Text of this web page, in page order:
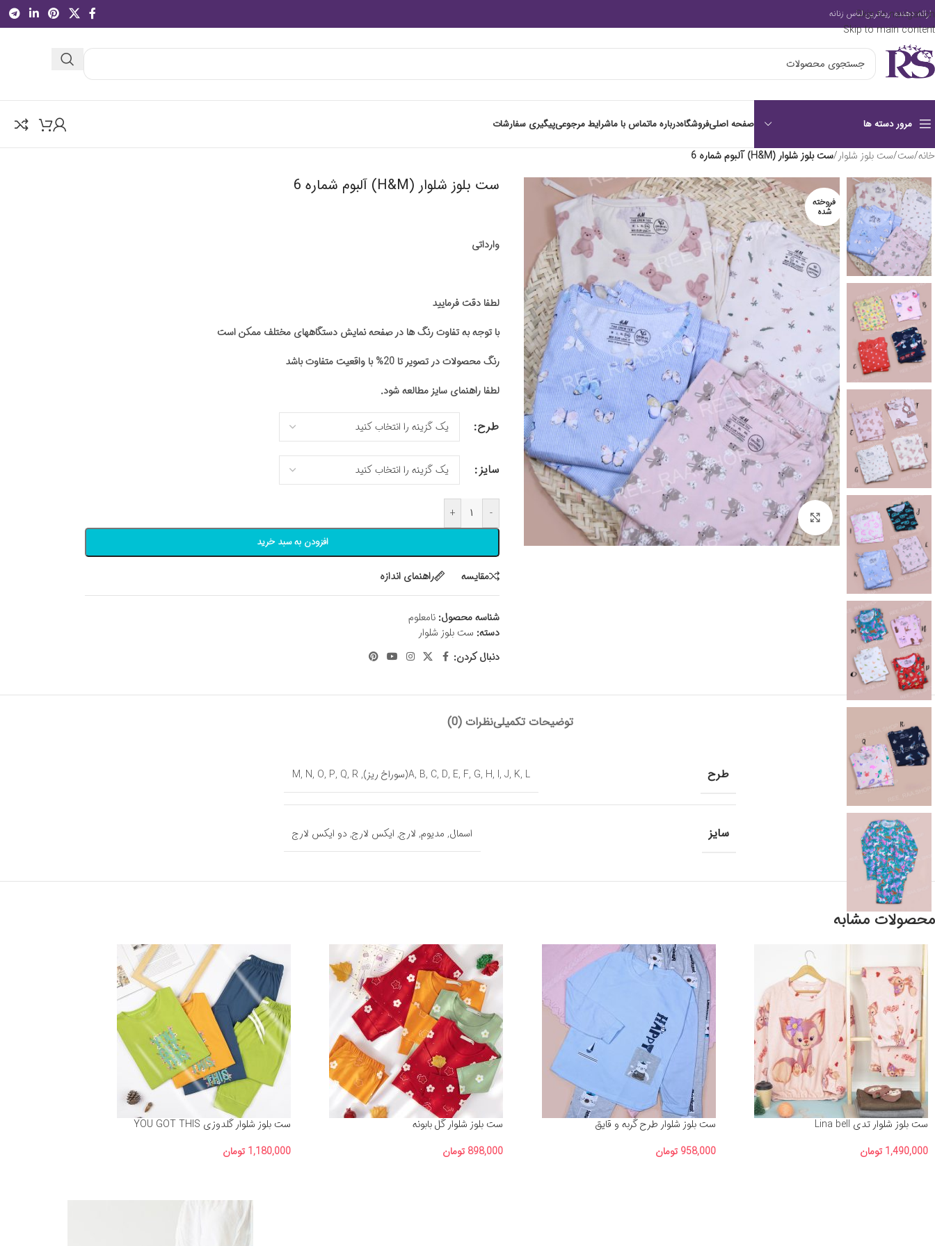
Skip to navigation
Skip to main content
ارائه دهنده زیباترین لباس زنانه
مرور دسته ها صفحه اصلیفروشگاهدرباره ماتماس با ماشرایط مرجوعیپیگیری سفارشات
خانه/ست/ست بلوز شلوار/ست بلوز شلوار (H&M) آلبوم شماره 6
فروخته
شده
برای بزرگنمایی کلیک کنید
ست بلوز شلوار (H&M) آلبوم شماره 6
وارداتی
لطفا دقت فرمایید
با توجه به تفاوت رنگ ها در صفحه نمایش دستگاههای مختلف ممکن است
رنگ محصولات در تصویر تا 20% با واقعیت متفاوت باشد
لطفا راهنمای سایز مطالعه شود.
طرح
سایز
-
+
افزودن به سبد خرید
مقايسه راهنمای اندازه
شناسه محصول: نامعلوم
دسته: ست بلوز شلوار
دنبال کردن:
توضیحات تکمیلینظرات (0)
طرح A, B, C, D, E, F, G, H, I, J, K, L(سوراخ ریز) ,
M, N, O, P, Q, R
سایز اسمال, مدیوم, لارج, ایکس لارج,دو ایکس لارج
محصولات مشابه
ست بلوز شلوار تدی Lina bell
1,490,000 تومان
ست بلوز شلوار طرح گربه و قایق
958,000 تومان
ست بلوز شلوار گل بابونه
898,000 تومان
ست بلوز شلوار گلدوزی YOU GOT THIS
1,180,000 تومان